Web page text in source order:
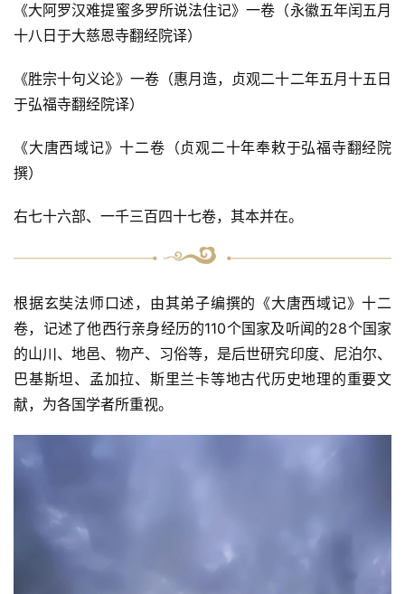
《大阿罗汉难提蜜多罗所说法住记》一卷（永徽五年闰五月
十八日于大慈恩寺翻经院译）
《胜宗十句义论》一卷（惠月造，贞观二十二年五月十五日
于弘福寺翻经院译）
《大唐西域记》十二卷（贞观二十年奉敕于弘福寺翻经院
撰）
右七十六部、一千三百四十七卷，其本并在。
根据玄奘法师口述，由其弟子编撰的《大唐西域记》十二
卷，记述了他西行亲身经历的110个国家及听闻的28个国家
的山川、地邑、物产、习俗等，是后世研究印度、尼泊尔、
巴基斯坦、孟加拉、斯里兰卡等地古代历史地理的重要文
献，为各国学者所重视。